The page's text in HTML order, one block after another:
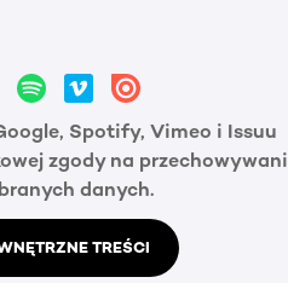
Spotify, Vimeo i Issuu
zgody na
danych.
TREŚCI